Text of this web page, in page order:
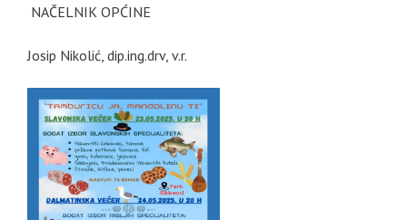
NAČELNIK OPĆINE
Josip Nikolić, dip.ing.drv, v.r.